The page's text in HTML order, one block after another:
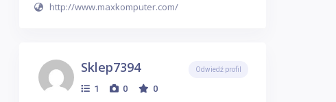
http://www.maxkomputer.com/
Sklep7394
1 0 0
Odwiedź profil